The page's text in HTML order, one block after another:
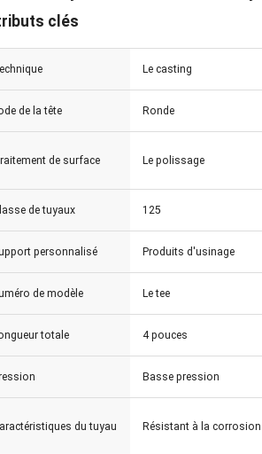
clés
Le casting
de la tête Ronde
de surface Le polissage
de tuyaux 125
personnalisé Produits d'usinage
de modèle Le tee
totale 4 pouces
Basse pression
du tuyau Résistant à la corrosion